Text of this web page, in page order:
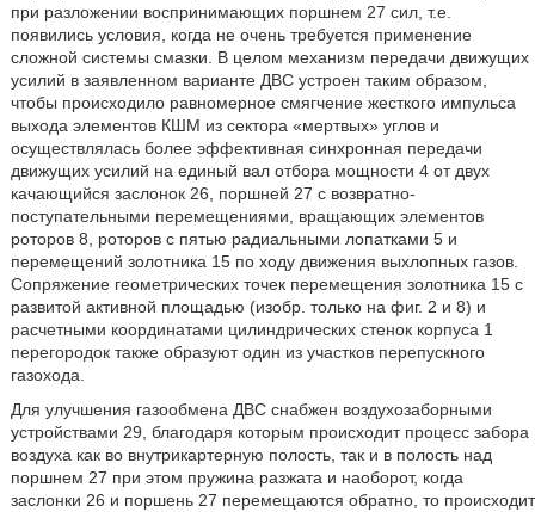
при разложении воспринимающих поршнем 27 сил, т.е.
появились условия, когда не очень требуется применение
сложной системы смазки. В целом механизм передачи движущих
усилий в заявленном варианте ДВС устроен таким образом,
чтобы происходило равномерное смягчение жесткого импульса
выхода элементов КШМ из сектора «мертвых» углов и
осуществлялась более эффективная синхронная передачи
движущих усилий на единый вал отбора мощности 4 от двух
качающийся заслонок 26, поршней 27 с возвратно-
поступательными перемещениями, вращающих элементов
роторов 8, роторов с пятью радиальными лопатками 5 и
перемещений золотника 15 по ходу движения выхлопных газов.
Сопряжение геометрических точек перемещения золотника 15 с
развитой активной площадью (изобр. только на фиг. 2 и 8) и
расчетными координатами цилиндрических стенок корпуса 1
перегородок также образуют один из участков перепускного
газохода.
Для улучшения газообмена ДВС снабжен воздухозаборными
устройствами 29, благодаря которым происходит процесс забора
воздуха как во внутрикартерную полость, так и в полость над
поршнем 27 при этом пружина разжата и наоборот, когда
заслонки 26 и поршень 27 перемещаются обратно, то происходит